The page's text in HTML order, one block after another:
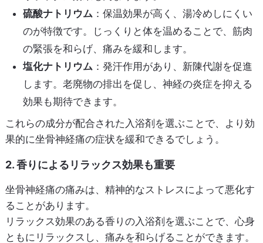
硫酸ナトリウム：保温効果が高く、湯冷めしにくい
のが特徴です。じっくりと体を温めることで、筋肉
の緊張を和らげ、痛みを緩和します。
塩化ナトリウム：発汗作用があり、新陳代謝を促進
します。老廃物の排出を促し、神経の炎症を抑える
効果も期待できます。
これらの成分が配合された入浴剤を選ぶことで、より効
果的に坐骨神経痛の症状を緩和できるでしょう。
2. 香りによるリラックス効果も重要
坐骨神経痛の痛みは、精神的なストレスによって悪化す
ることがあります。
リラックス効果のある香りの入浴剤を選ぶことで、心身
ともにリラックスし、痛みを和らげることができます。